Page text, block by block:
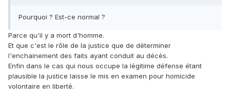
Pourquoi ? Est-ce normal ?
Parce qu'il y a mort d'homme.
Et que c'est le rôle de la justice que de déterminer
l'enchainement des faits ayant conduit au décès.
Enfin dans le cas qui nous occupe la légitime défense étant
plausible la justice laisse le mis en examen pour homicide
volontaire en liberté.